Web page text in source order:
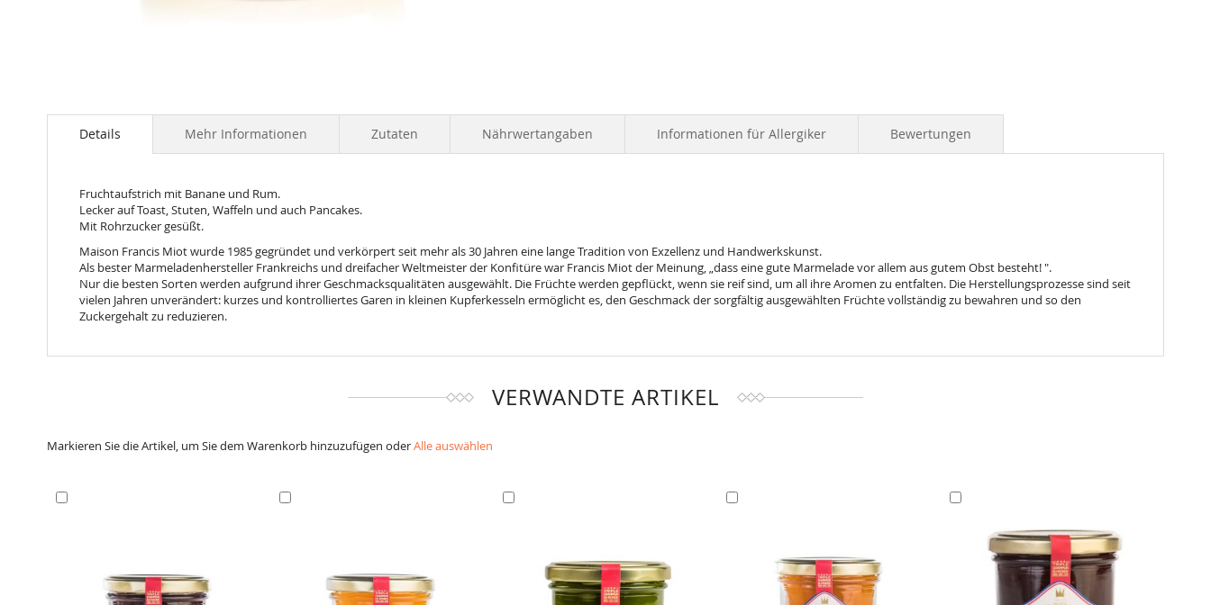
to
images
gallery
Details
Fruchtaufstrich mit Banane und Rum.
Lecker auf Toast, Stuten, Waffeln und auch Pancakes.
Mit Rohrzucker gesüßt.
Maison Francis Miot wurde 1985 gegründet und verkörpert seit mehr als 30 Jahren eine lange Tradition von Exzellenz und Handwerkskunst.
Als bester Marmeladenhersteller Frankreichs und dreifacher Weltmeister der Konfitüre war Francis Miot der Meinung, „dass eine gute Marmelade vor allem aus gutem Obst besteht! ".
Nur die besten Sorten werden aufgrund ihrer Geschmacksqualitäten ausgewählt. Die Früchte werden gepflückt, wenn sie reif sind, um all ihre Aromen zu entfalten. Die Herstellungsprozesse sind seit
vielen Jahren unverändert: kurzes und kontrolliertes Garen in kleinen Kupferkesseln ermöglicht es, den Geschmack der sorgfältig ausgewählten Früchte vollständig zu bewahren und so den
Zuckergehalt zu reduzieren.
Mehr Informationen Zutaten Nährwertangaben Informationen für Allergiker Bewertungen
VERWANDTE ARTIKEL
Markieren Sie die Artikel, um Sie dem Warenkorb hinzuzufügen oderAlle auswählen
Warenkorb